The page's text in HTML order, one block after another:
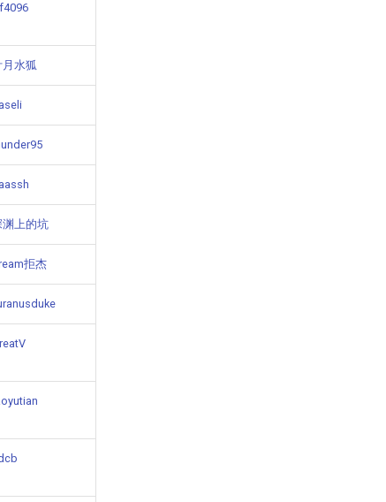
月水狐
渊上的坑
拒杰